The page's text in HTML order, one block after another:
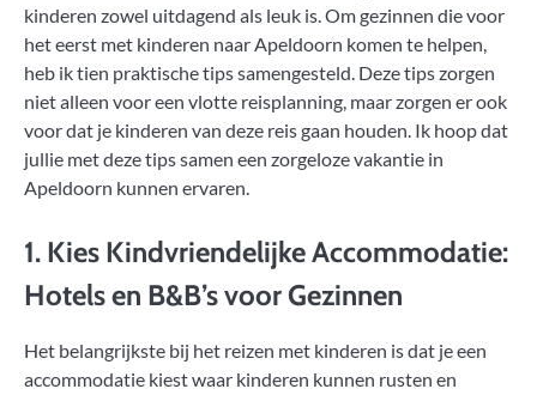
kinderen zowel uitdagend als leuk is. Om gezinnen die voor
het eerst met kinderen naar Apeldoorn komen te helpen,
heb ik tien praktische tips samengesteld. Deze tips zorgen
niet alleen voor een vlotte reisplanning, maar zorgen er ook
voor dat je kinderen van deze reis gaan houden. Ik hoop dat
jullie met deze tips samen een zorgeloze vakantie in
Apeldoorn kunnen ervaren.
1. Kies Kindvriendelijke Accommodatie:
Hotels en B&B’s voor Gezinnen
Het belangrijkste bij het reizen met kinderen is dat je een
accommodatie kiest waar kinderen kunnen rusten en